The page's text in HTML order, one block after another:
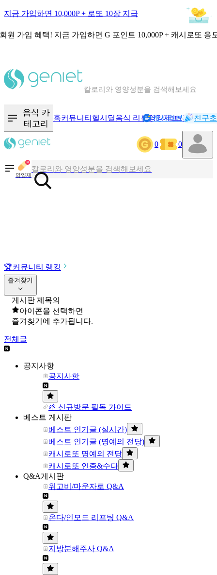
지금 가입하면 10,000P + 로또 10장 지급
원 가입 혜택! 지금 가입하면 G 포인트 10,000P + 캐시로또 응
혈당 · 다이어트 음식 검색해보세요
음식 카
테고리
홈커뮤니티 헬시딜음식 리뷰영양제NEW기록
캐시리뷰 친구
0 0
영양제
칼로리와 영양성분을 검색해보세요
혈당 · 다이어트 음식 검색해보세요
음식 · 영양제 리뷰를 찾아보세요
🏆커뮤니티 랭킹
즐겨찾기
게시판 제목의
아이콘을 선택하면
즐겨찾기에 추가됩니다.
전체글
공지사항
공지사항
🌱 신규방문 필독 가이드
베스트 게시판
베스트 인기글 (실시간)
베스트 인기글 (명예의 전당)
캐시로또 명예의 전당
캐시로또 인증&수다
Q&A게시판
위고비/마운자로 Q&A
온다/인모드 리프팅 Q&A
지방분해주사 Q&A